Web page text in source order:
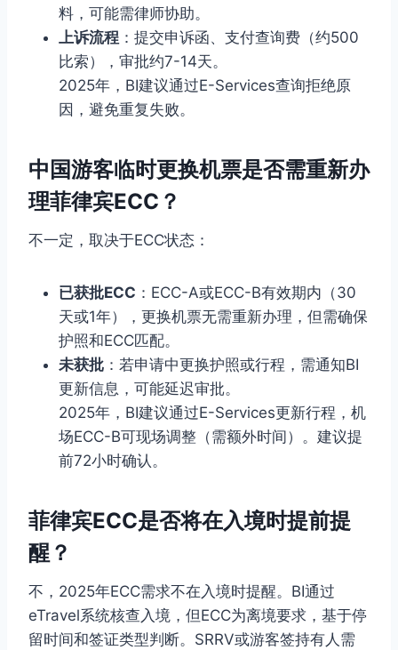
料，可能需律师协助。
上诉流程 ：提交申诉函、支付查询费（约500
比索），审批约7-14天。
2025年，BI建议通过E-Services查询拒绝原
因，避免重复失败。
中国游客临时更换机票是否需重新办
理菲律宾ECC？
不一定，取决于ECC状态：
已获批ECC ：ECC-A或ECC-B有效期内（30
天或1年），更换机票无需重新办理，但需确保
护照和ECC匹配。
未获批 ：若申请中更换护照或行程，需通知BI
更新信息，可能延迟审批。
2025年，BI建议通过E-Services更新行程，机
场ECC-B可现场调整（需额外时间）。建议提
前72小时确认。
菲律宾ECC是否将在入境时提前提
醒？
不，2025年ECC需求不在入境时提醒。BI通过
eTravel系统核查入境，但ECC为离境要求，基于停
留时间和签证类型判断。SRRV或游客签持有人需